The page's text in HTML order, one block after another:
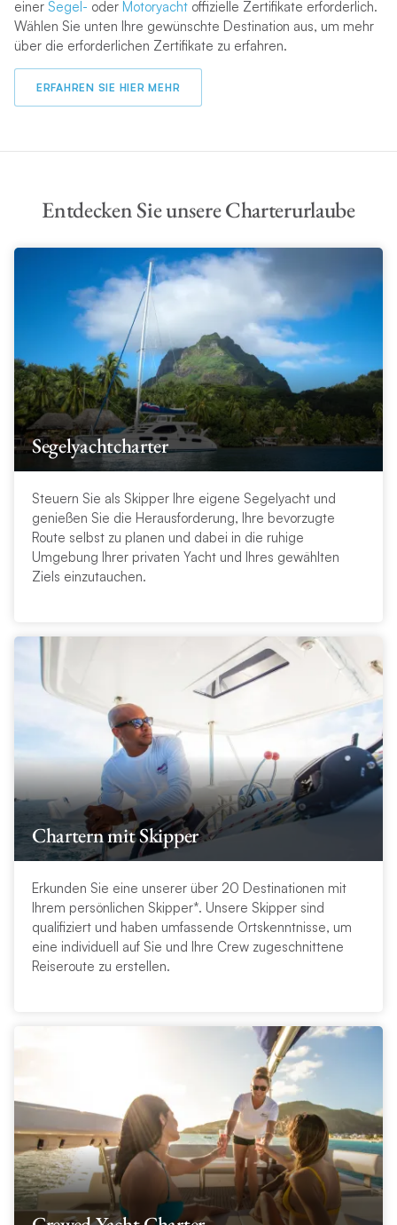
einer Segel- oder Motoryachtoffizielle Zertifikate erforderlich.
Wählen Sie unten Ihre gewünschte Destination aus, um mehr
über die erforderlichen Zertifikate zu erfahren.
ERFAHREN SIE HIER MEHR
Entdecken Sie unsere Charterurlaube
Segelyachtcharter
Steuern Sie als Skipper Ihre eigene Segelyacht und
genießen Sie die Herausforderung, Ihre bevorzugte
Route selbst zu planen und dabei in die ruhige
Umgebung Ihrer privaten Yacht und Ihres gewählten
Ziels einzutauchen.
Chartern mit Skipper
Erkunden Sie eine unserer über 20 Destinationen mit
Ihrem persönlichen Skipper*. Unsere Skipper sind
qualifiziert und haben umfassende Ortskenntnisse, um
eine individuell auf Sie und Ihre Crew zugeschnittene
Reiseroute zu erstellen.